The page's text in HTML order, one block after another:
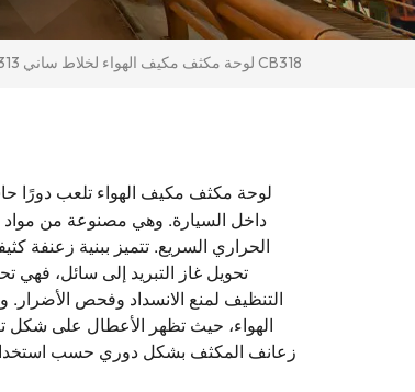
861313 لوحة مكثف مكيف الهواء لخلاط ساني CB318
لوحة مكثف مكيف الهواءتلعب دورًا
داخل السيارة. وهي مصنوعة من مواد
الحراري السريع. تتميز ببنية زعنفة
تحويل غاز التبريد إلى سائل، فهي
التنظيف لمنع الانسداد وفحص الأضرار.
الهواء، حيث تظهر الأعطال على شكل
زعانف المكثف بشكل دوري حسب